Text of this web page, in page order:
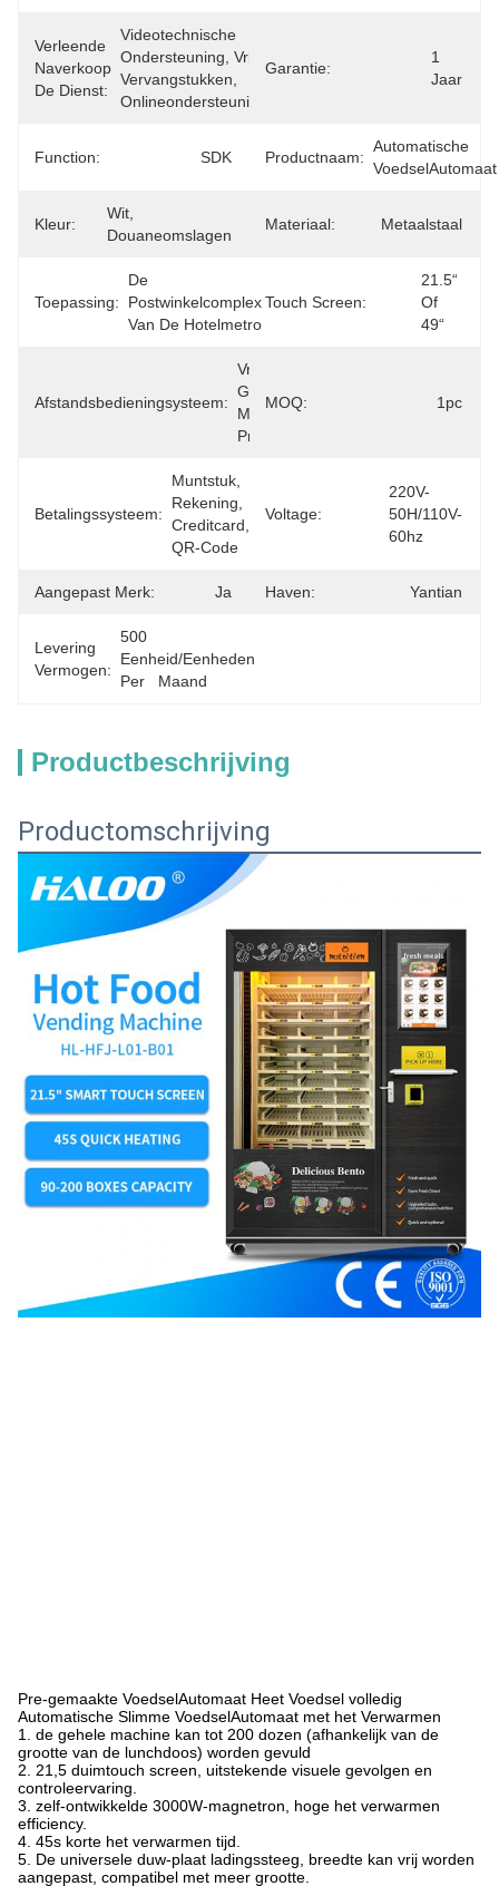
Verleende
Naverkoop
De Dienst:
Videotechnische
Ondersteuning, Vrije
Vervangstukken,
Onlineondersteuning
Garantie:
1
Jaar
Function: SDK Productnaam:
Automatische
VoedselAutomaat
Kleur:
Wit,
Douaneomslagen
Materiaal: Metaalstaal
Toepassing:
De
Postwinkelcomplex
Van De Hotelmetro
Touch Screen:
21.5“
Of
49“
Afstandsbedieningsysteem:
Vrij,
Geen
Monthy
Prijs
MOQ: 1pc
Betalingssysteem:
Muntstuk,
Rekening,
Creditcard,
QR-Code
Voltage:
220V-
50H/110V-
60hz
Aangepast Merk: Ja Haven: Yantian
Levering
Vermogen:
500
Eenheid/Eenheden
Per   Maand
Productbeschrijving
Productomschrijving
Pre-gemaakte VoedselAutomaat Heet Voedsel volledig
Automatische Slimme VoedselAutomaat met het Verwarmen
1. de gehele machine kan tot 200 dozen (afhankelijk van de
grootte van de lunchdoos) worden gevuld
2. 21,5 duimtouch screen, uitstekende visuele gevolgen en
controleervaring.
3. zelf-ontwikkelde 3000W-magnetron, hoge het verwarmen
efficiency.
4. 45s korte het verwarmen tijd.
5. De universele duw-plaat ladingssteeg, breedte kan vrij worden
aangepast, compatibel met meer grootte.